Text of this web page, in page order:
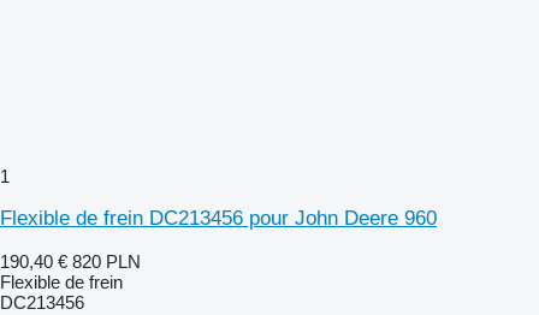
1
Flexible de frein DC213456 pour John Deere 960
190,40 € 820 PLN
Flexible de frein
DC213456